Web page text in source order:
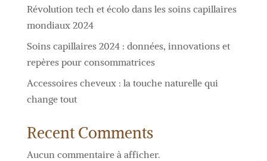
Révolution tech et écolo dans les soins capillaires
mondiaux 2024
Soins capillaires 2024 : données, innovations et
repères pour consommatrices
Accessoires cheveux : la touche naturelle qui
change tout
Recent Comments
Aucun commentaire à afficher.